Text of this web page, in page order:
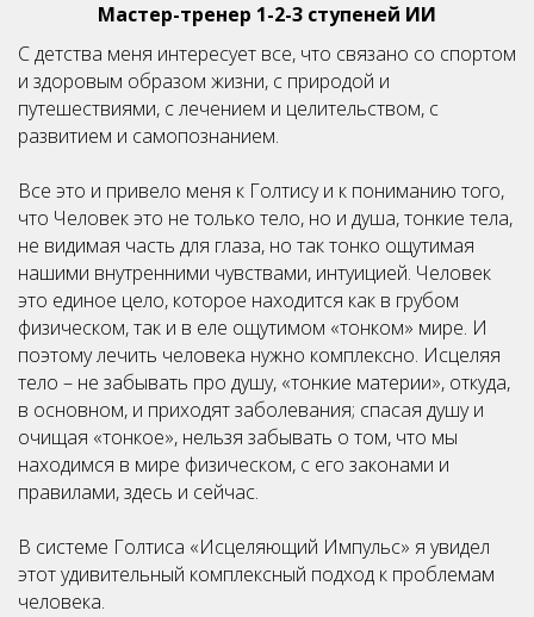
Мастер-тренер 1-2-3 ступеней ИИ
С детства меня интересует все, что связано со спортом
и здоровым образом жизни, с природой и
путешествиями, с лечением и целительством, с
развитием и самопознанием.
Все это и привело меня к Голтису и к пониманию того,
что Человек это не только тело, но и душа, тонкие тела,
не видимая часть для глаза, но так тонко ощутимая
нашими внутренними чувствами, интуицией. Человек
это единое цело, которое находится как в грубом
физическом, так и в еле ощутимом «тонком» мире. И
поэтому лечить человека нужно комплексно. Исцеляя
тело – не забывать про душу, «тонкие материи», откуда,
в основном, и приходят заболевания; спасая душу и
очищая «тонкое», нельзя забывать о том, что мы
находимся в мире физическом, с его законами и
правилами, здесь и сейчас.
В системе Голтиса «Исцеляющий Импульс» я увидел
этот удивительный комплексный подход к проблемам
человека.